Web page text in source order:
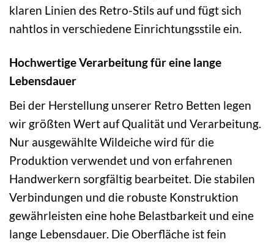
klaren Linien des Retro-Stils auf und fügt sich
nahtlos in verschiedene Einrichtungsstile ein.
Hochwertige Verarbeitung für eine lange
Lebensdauer
Bei der Herstellung unserer Retro Betten legen
wir größten Wert auf Qualität und Verarbeitung.
Nur ausgewählte Wildeiche wird für die
Produktion verwendet und von erfahrenen
Handwerkern sorgfältig bearbeitet. Die stabilen
Verbindungen und die robuste Konstruktion
gewährleisten eine hohe Belastbarkeit und eine
lange Lebensdauer. Die Oberfläche ist fein